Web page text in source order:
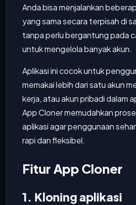
Anda bisa menjalankan
yang sama secara terpisah di
tanpa perlu bergantung pada
untuk mengelola banyak akun.
Aplikasi ini cocok untuk
memakai lebih dari satu akun
kerja, atau akun pribadi dalam
App Cloner memudahkan
aplikasi agar penggunaan
rapi dan fleksibel.
Fitur App Cloner
1. Kloning aplikasi